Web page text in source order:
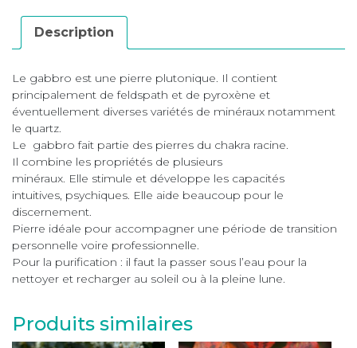
Description
Le gabbro est une pierre plutonique. Il contient
principalement de feldspath et de pyroxène et
éventuellement diverses variétés de minéraux notamment
le quartz.
Le gabbro fait partie des pierres du chakra racine.
Il combine les propriétés de plusieurs
minéraux. Elle stimule et développe les capacités
intuitives, psychiques. Elle aide beaucoup pour le
discernement.
Pierre idéale pour accompagner une période de transition
personnelle voire professionnelle.
Pour la purification : il faut la passer sous l’eau pour la
nettoyer et recharger au soleil ou à la pleine lune.
Produits similaires